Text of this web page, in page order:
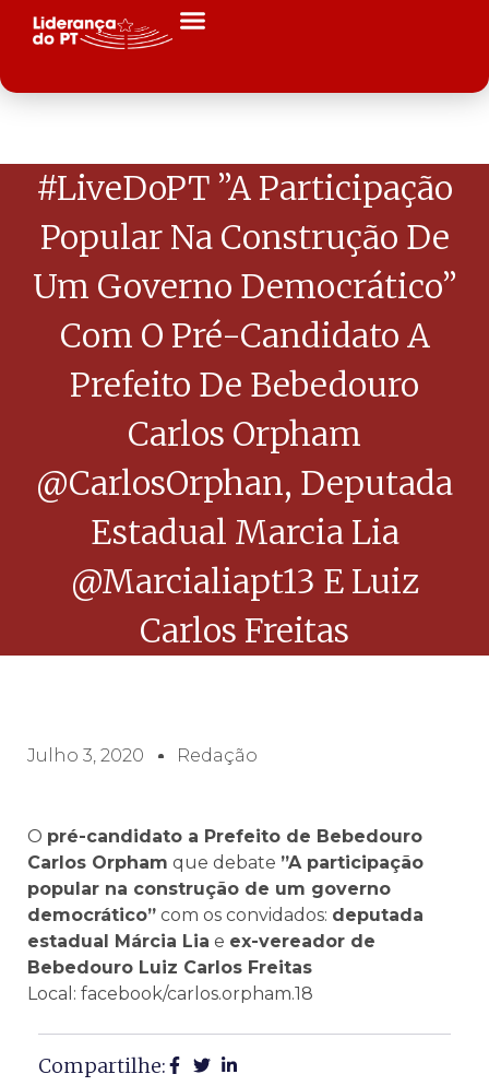
#LiveDoPT ”A Participação
Popular Na Construção De
Um Governo Democrático”
Com O Pré-Candidato A
Prefeito De Bebedouro
Carlos Orpham
@CarlosOrphan, Deputada
Estadual Marcia Lia
@marcialiapt13 E Luiz
Carlos Freitas
Julho 3, 2020 Redação
O pré-candidato a Prefeito de Bebedouro
Carlos Orpham que debate ”A participação
popular na construção de um governo
democrático” com os convidados: deputada
estadual Márcia Lia e ex-vereador de
Bebedouro Luiz Carlos Freitas
Local: facebook/carlos.orpham.18
Compartilhe: